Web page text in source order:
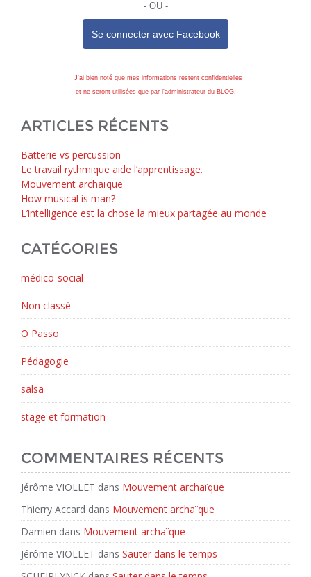
- OU -
Se connecter avec Facebook
J'ai bien noté que mes informations restent confidentielles
et ne seront utilisées que par l'administrateur du BLOG.
ARTICLES RÉCENTS
Batterie vs percussion
Le travail rythmique aide l’apprentissage.
Mouvement archaïque
How musical is man?
L’intelligence est la chose la mieux partagée au monde
CATÉGORIES
médico-social
Non classé
O Passo
Pédagogie
salsa
stage et formation
COMMENTAIRES RÉCENTS
Jérôme VIOLLET dans Mouvement archaïque
Thierry Accard dans Mouvement archaïque
Damien dans Mouvement archaïque
Jérôme VIOLLET dans Sauter dans le temps